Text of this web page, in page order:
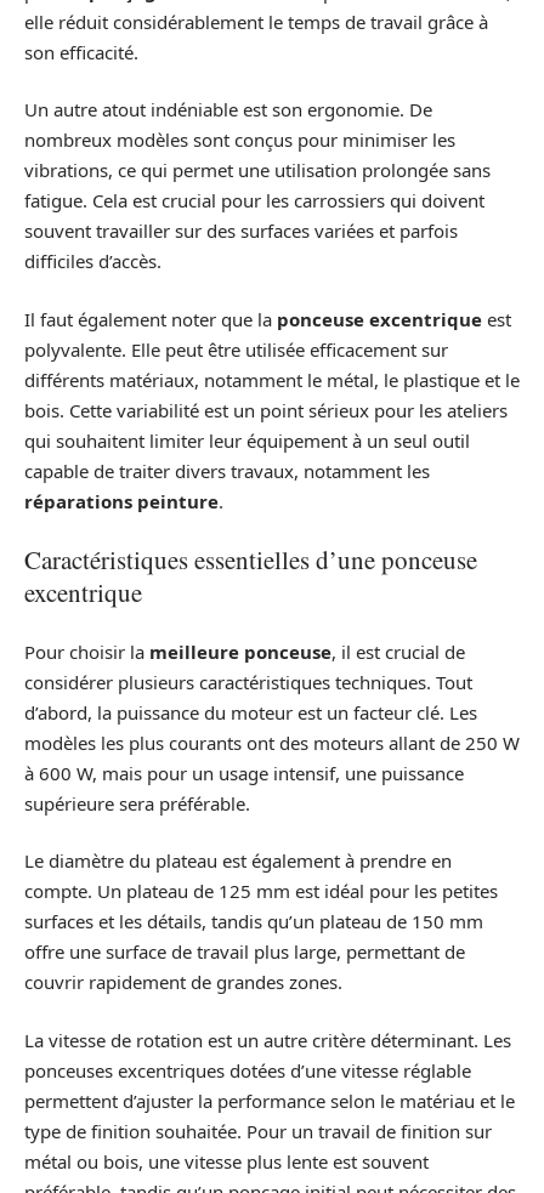
elle réduit considérablement le temps de travail grâce à
son efficacité.
Un autre atout indéniable est son ergonomie. De
nombreux modèles sont conçus pour minimiser les
vibrations, ce qui permet une utilisation prolongée sans
fatigue. Cela est crucial pour les carrossiers qui doivent
souvent travailler sur des surfaces variées et parfois
difficiles d’accès.
Il faut également noter que la ponceuse excentrique est
polyvalente. Elle peut être utilisée efficacement sur
différents matériaux, notamment le métal, le plastique et le
bois. Cette variabilité est un point sérieux pour les ateliers
qui souhaitent limiter leur équipement à un seul outil
capable de traiter divers travaux, notamment les
réparations peinture.
Caractéristiques essentielles d’une ponceuse
excentrique
Pour choisir la meilleure ponceuse, il est crucial de
considérer plusieurs caractéristiques techniques. Tout
d’abord, la puissance du moteur est un facteur clé. Les
modèles les plus courants ont des moteurs allant de 250 W
à 600 W, mais pour un usage intensif, une puissance
supérieure sera préférable.
Le diamètre du plateau est également à prendre en
compte. Un plateau de 125 mm est idéal pour les petites
surfaces et les détails, tandis qu’un plateau de 150 mm
offre une surface de travail plus large, permettant de
couvrir rapidement de grandes zones.
La vitesse de rotation est un autre critère déterminant. Les
ponceuses excentriques dotées d’une vitesse réglable
permettent d’ajuster la performance selon le matériau et le
type de finition souhaitée. Pour un travail de finition sur
métal ou bois, une vitesse plus lente est souvent